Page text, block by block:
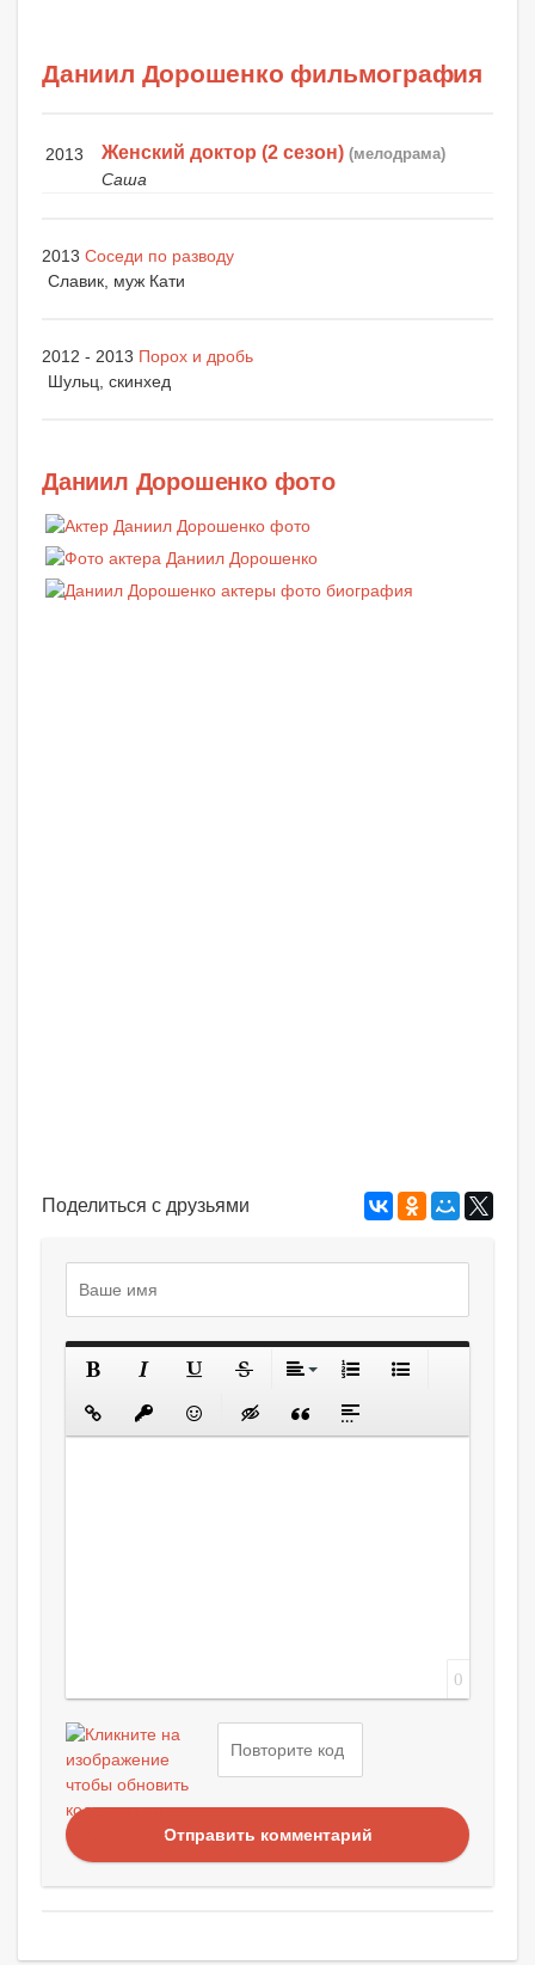
Даниил Дорошенко фильмография
2013 Женский доктор (2 сезон) (мелодрама)
Саша
2013 Соседи по разводу
Славик, муж Кати
2012 - 2013 Порох и дробь
Шульц, скинхед
Даниил Дорошенко фото
Поделиться с друзьями
0
Отправить комментарий